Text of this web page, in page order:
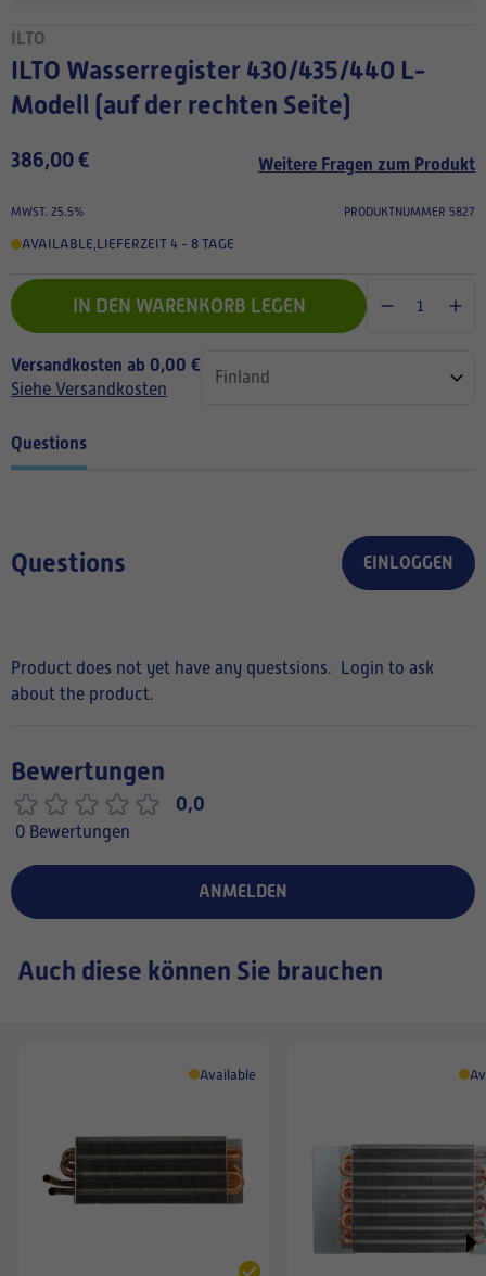
ILTO
ILTO Wasserregister 430/435/440 L-
Modell (auf der rechten Seite)
386,00 € Weitere Fragen zum Produkt
MWST. 25.5% PRODUKTNUMMER 5827
AVAILABLE LIEFERZEIT 4 - 8 TAGE
IN DEN WARENKORB LEGEN
Versandkosten ab 0,00 €
Siehe Versandkosten
Questions
Questions EINLOGGEN
Product does not yet have any questsions.
Login to ask
about the product.
Bewertungen
0,0
0 Bewertungen
ANMELDEN
Auch diese können Sie brauchen
Available